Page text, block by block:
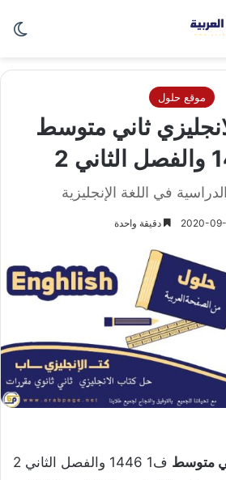
موقع حلول
ثاني متوسط
في اللغة الإنجليزية
2020- دقيقة واحدة
متوسط ف1 1446 والفصل الثاني 2